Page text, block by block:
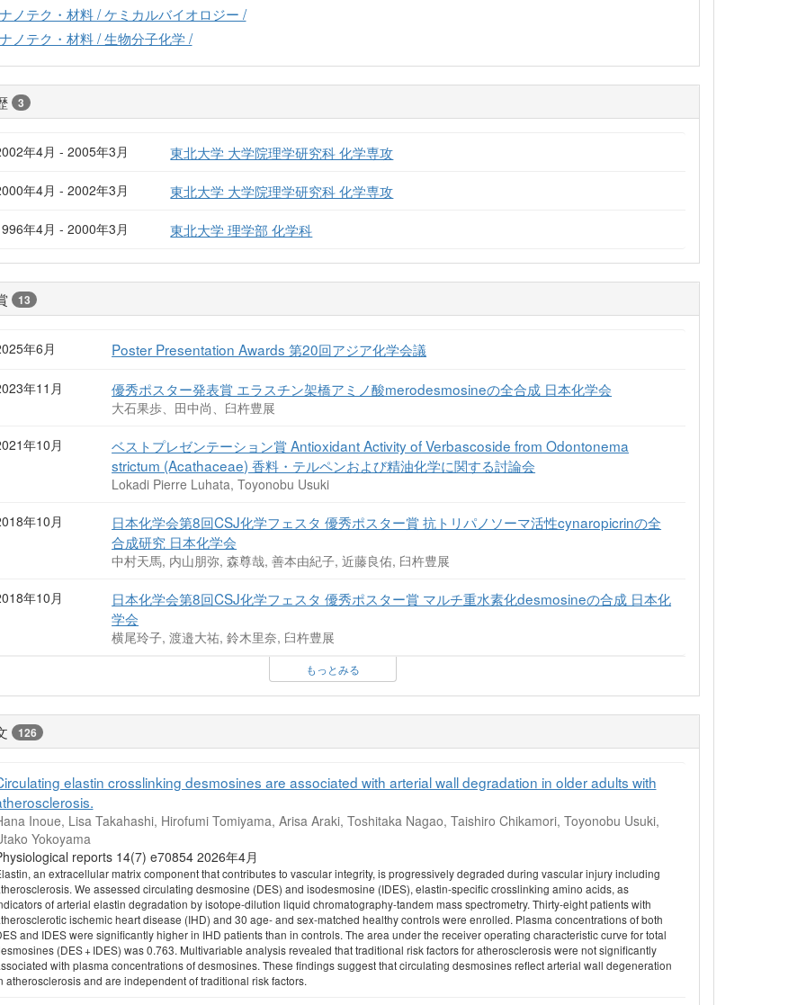
ナノテク・材料 / ケミカルバイオロジー /
ナノテク・材料 / 生物分子化学 /
3
年4月 - 2005年3月 東北大学 大学院理学研究科 化学専攻
年4月 - 2002年3月 東北大学 大学院理学研究科 化学専攻
年4月 - 2000年3月 東北大学 理学部 化学科
13
年6月 Poster Presentation Awards 第20回アジア化学会議
年11月 優秀ポスター発表賞 エラスチン架橋アミノ酸merodesmosineの全合成 日本化学会
大石果歩、田中尚、臼杵豊展
年10月
ベストプレゼンテーション賞 Antioxidant Activity of Verbascoside from Odontonema
strictum (Acathaceae) 香料・テルペンおよび精油化学に関する討論会
Lokadi Pierre Luhata, Toyonobu Usuki
年10月
日本化学会第8回CSJ化学フェスタ 優秀ポスター賞 抗トリパノソーマ活性cynaropicrinの全
合成研究 日本化学会
中村天馬, 内山朋弥, 森尊哉, 善本由紀子, 近藤良佑, 臼杵豊展
年10月
日本化学会第8回CSJ化学フェスタ 優秀ポスター賞 マルチ重水素化desmosineの合成 日本化
学会
横尾玲子, 渡邉大祐, 鈴木里奈, 臼杵豊展
もっとみる
126
elastin crosslinking desmosines are associated with arterial wall degradation in older adults with
Inoue, Lisa Takahashi, Hirofumi Tomiyama, Arisa Araki, Toshitaka Nagao, Taishiro Chikamori, Toyonobu Usuki,
Yokoyama
reports 14(7) e70854 2026年4月
an extracellular matrix component that contributes to vascular integrity, is progressively degraded during vascular injury including
We assessed circulating desmosine (DES) and isodesmosine (IDES), elastin-specific crosslinking amino acids, as
of arterial elastin degradation by isotope-dilution liquid chromatography-tandem mass spectrometry. Thirty-eight patients with
ischemic heart disease (IHD) and 30 age- and sex-matched healthy controls were enrolled. Plasma concentrations of both
and IDES were significantly higher in IHD patients than in controls. The area under the receiver operating characteristic curve for total
(DES + IDES) was 0.763. Multivariable analysis revealed that traditional risk factors for atherosclerosis were not significantly
with plasma concentrations of desmosines. These findings suggest that circulating desmosines reflect arterial wall degeneration
atherosclerosis and are independent of traditional risk factors.